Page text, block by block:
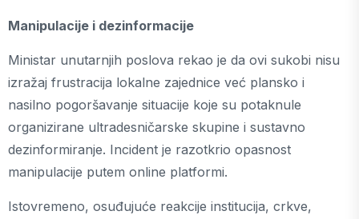
Manipulacije i dezinformacije
Ministar unutarnjih poslova rekao je da ovi sukobi nisu
izražaj frustracija lokalne zajednice već plansko i
nasilno pogoršavanje situacije koje su potaknule
organizirane ultradesničarske skupine i sustavno
dezinformiranje. Incident je razotkrio opasnost
manipulacije putem online platformi.
Istovremeno, osuđujuće reakcije institucija, crkve,